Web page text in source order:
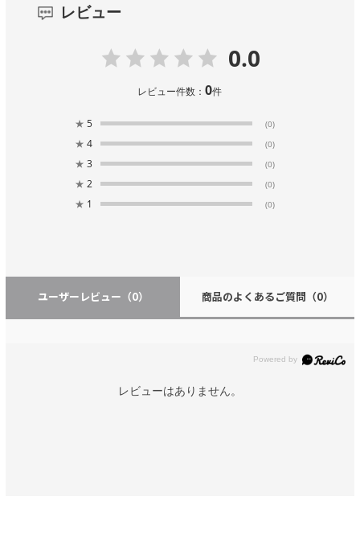
レビュー
0.0
レビュー件数：0件
★ 5 (0)
★ 4 (0)
★ 3 (0)
★ 2 (0)
★ 1 (0)
ユーザーレビュー （0） 商品のよくあるご質問 （0）
レビューはありません。